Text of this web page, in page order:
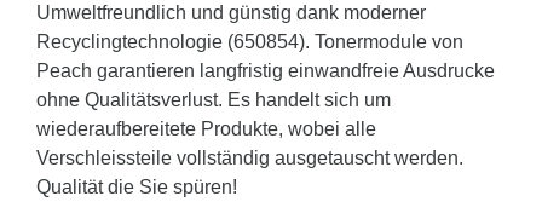
Umweltfreundlich und günstig dank moderner
Recyclingtechnologie (650854). Tonermodule von
Peach garantieren langfristig einwandfreie Ausdrucke
ohne Qualitätsverlust. Es handelt sich um
wiederaufbereitete Produkte, wobei alle
Verschleissteile vollständig ausgetauscht werden.
Qualität die Sie spüren!